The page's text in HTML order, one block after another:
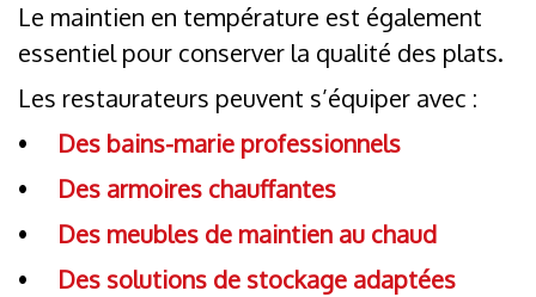
Le maintien en température est également
essentiel pour conserver la qualité des plats.
Les restaurateurs peuvent s’équiper avec :
•
Des bains-marie professionnels
•
Des armoires chauffantes
•
Des meubles de maintien au chaud
•
Des solutions de stockage adaptées